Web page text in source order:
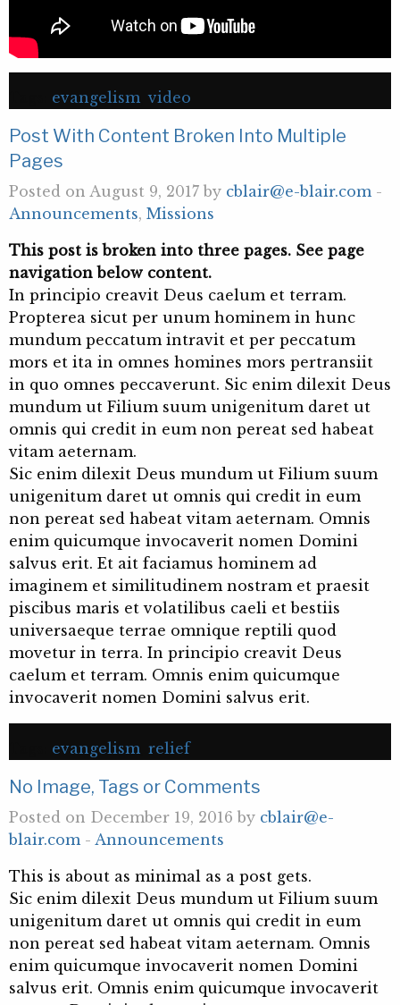
evangelism ,video
Post With Content Broken Into Multiple
Pages
Posted on August 9, 2017 by cblair@e-blair.com -
Announcements, Missions
This post is broken into three pages. See page
navigation below content.
In principio creavit Deus caelum et terram.
Propterea sicut per unum hominem in hunc
mundum peccatum intravit et per peccatum
mors et ita in omnes homines mors pertransiit
in quo omnes peccaverunt. Sic enim dilexit Deus
mundum ut Filium suum unigenitum daret ut
omnis qui credit in eum non pereat sed habeat
vitam aeternam.
Sic enim dilexit Deus mundum ut Filium suum
unigenitum daret ut omnis qui credit in eum
non pereat sed habeat vitam aeternam. Omnis
enim quicumque invocaverit nomen Domini
salvus erit. Et ait faciamus hominem ad
imaginem et similitudinem nostram et praesit
piscibus maris et volatilibus caeli et bestiis
universaeque terrae omnique reptili quod
movetur in terra. In principio creavit Deus
caelum et terram. Omnis enim quicumque
invocaverit nomen Domini salvus erit.
evangelism relief
No Image, Tags or Comments
Posted on December 19, 2016 by cblair@e-
blair.com - Announcements
This is about as minimal as a post gets.
Sic enim dilexit Deus mundum ut Filium suum
unigenitum daret ut omnis qui credit in eum
non pereat sed habeat vitam aeternam. Omnis
enim quicumque invocaverit nomen Domini
salvus erit. Omnis enim quicumque invocaverit